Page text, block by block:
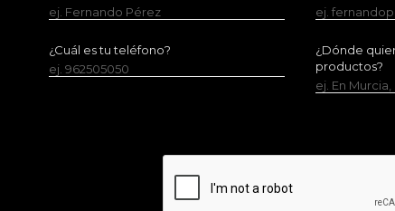
ej. Fernando Pérez
ej.
¿Cuál es tu teléfono?
ej. 962505050
¿Dónde
productos?
ej. En Murcia,